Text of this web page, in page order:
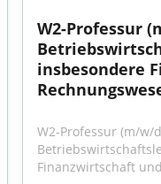
W2-Professur
insbesondere
W2-Professur (m/w/
Finanzwirtschaft